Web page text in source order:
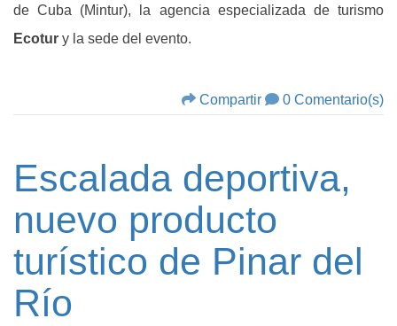
de Cuba (Mintur), la agencia especializada de turismo
Ecotur y la sede del evento.
Compartir 0 Comentario(s)
Escalada deportiva,
nuevo producto
turístico de Pinar del
Río